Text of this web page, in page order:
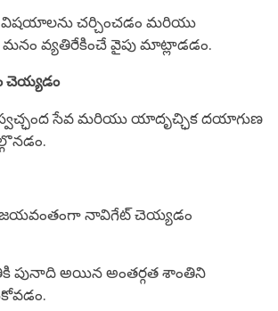
చర్చించడం మరియు
వ్యతిరేకించే వైపు మాట్లాడడం.
చెయ్యడం
సేవ మరియు యాదృచ్ఛిక దయాగుణ
నావిగేట్ చెయ్యడం
పునాది అయిన అంతర్గత శాంతిని